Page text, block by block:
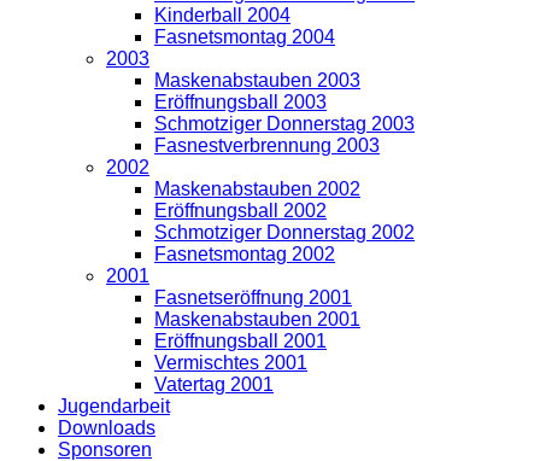
Kinderball 2004
Fasnetsmontag 2004
2003
Maskenabstauben 2003
Eröffnungsball 2003
Schmotziger Donnerstag 2003
Fasnestverbrennung 2003
2002
Maskenabstauben 2002
Eröffnungsball 2002
Schmotziger Donnerstag 2002
Fasnetsmontag 2002
2001
Fasnetseröffnung 2001
Maskenabstauben 2001
Eröffnungsball 2001
Vermischtes 2001
Vatertag 2001
Jugendarbeit
Downloads
Sponsoren